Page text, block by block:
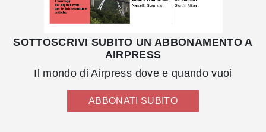
SOTTOSCRIVI SUBITO UN ABBONAMENTO A
AIRPRESS
Il mondo di Airpress dove e quando vuoi
ABBONATI SUBITO